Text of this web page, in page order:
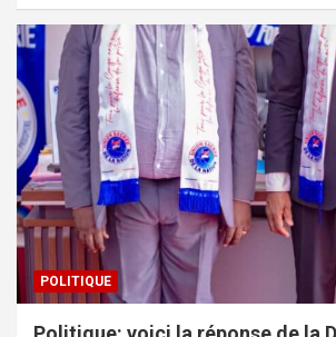
POLITIQUE